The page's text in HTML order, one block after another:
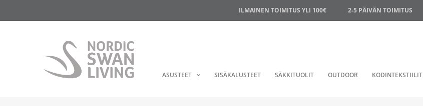
ILMAINEN TOIMITUS YLI 100€ 2-5 PÄIVÄN TOIMITUS
ASUSTEET SISÄKALUSTEET SÄKKITUOLIT OUTDOOR KODINTEKSTIILIT